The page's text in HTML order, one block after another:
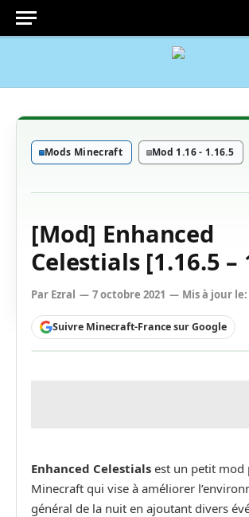
Mods Minecraft Mod 1.16 - 1.16.5
[Mod] Enhanced
Celestials [1.16.5 –
Par Ezral 7 octobre 2021 Mis à jour le:
Suivre Minecraft-France sur Google
Enhanced Celestials est un petit mod
Minecraft qui vise à améliorer
général de la nuit en ajoutant divers